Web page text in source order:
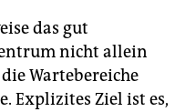
das gut
nicht allein
Wartebereiche
Explizites Ziel ist es,